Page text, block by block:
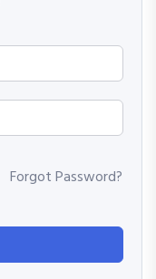
Forgot Password?